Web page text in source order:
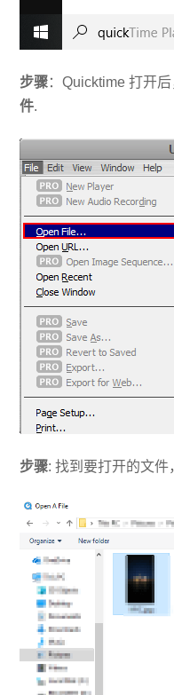
步骤：Quicktime 打开
件.
步骤: 找到要打开的文件